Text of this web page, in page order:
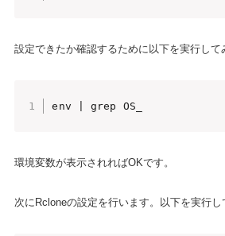
設定できたか確認するために以下を実行して
env | grep OS_
環境変数が表示されればOKです。
次にRcloneの設定を行います。以下を実行し